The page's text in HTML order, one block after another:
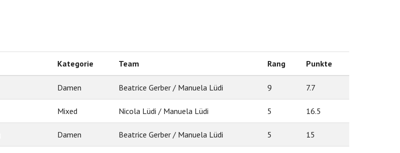
Kategorie Team Rang Punkte
Damen Beatrice Gerber / Manuela Lüdi 9 7.7
Mixed Nicola Lüdi / Manuela Lüdi 5 16.5
Damen Beatrice Gerber / Manuela Lüdi 5 15